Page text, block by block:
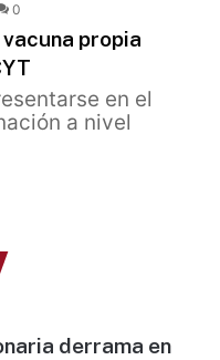
0
propia
en el
a nivel
derrama en